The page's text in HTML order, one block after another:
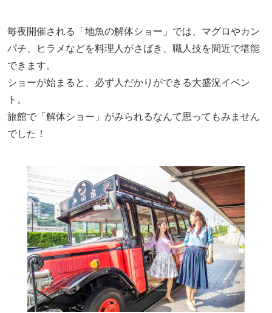
毎夜開催される「地魚の解体ショー」では、マグロやカン
パチ、ヒラメなどを料理人がさばき、職人技を間近で堪能
できます。
ショーが始まると、必ず人だかりができる大盛況イベン
ト。
旅館で「解体ショー」がみられるなんて思ってもみません
でした！